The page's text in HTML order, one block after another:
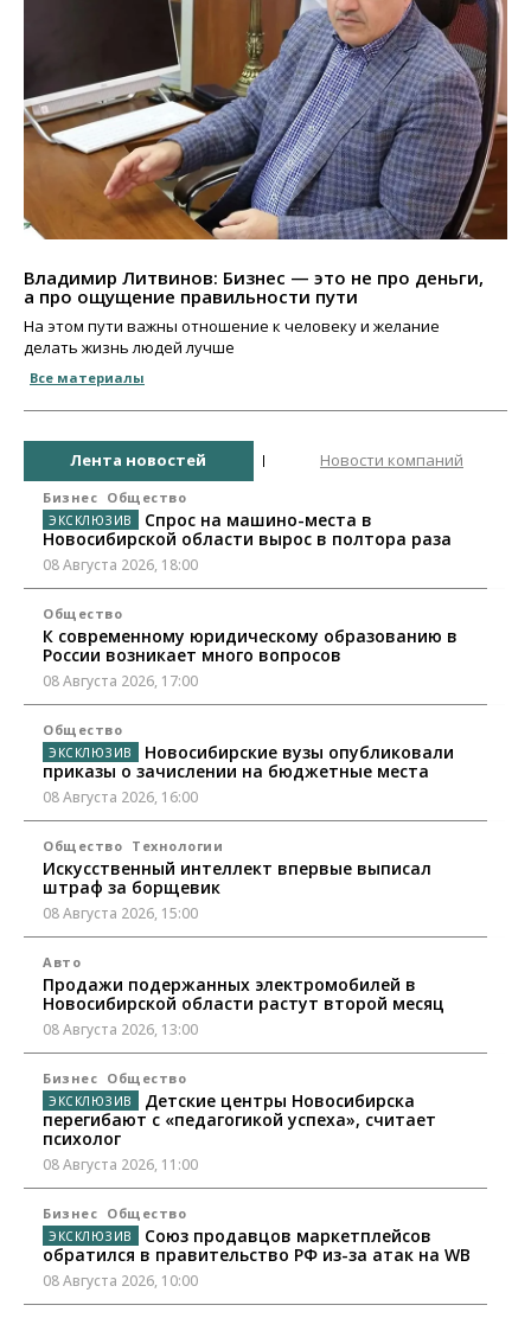
Владимир Литвинов: Бизнес — это не про деньги,
а про ощущение правильности пути
На этом пути важны отношение к человеку и желание
делать жизнь людей лучше
Все материалы
Лента новостей Новости компаний
Бизнес Общество
Спрос на машино-места в
Новосибирской области вырос в полтора раза
08 Августа 2026, 18:00
Общество
К современному юридическому образованию в
России возникает много вопросов
08 Августа 2026, 17:00
Общество
Новосибирские вузы опубликовали
приказы о зачислении на бюджетные места
08 Августа 2026, 16:00
Общество Технологии
Искусственный интеллект впервые выписал
штраф за борщевик
08 Августа 2026, 15:00
Авто
Продажи подержанных электромобилей в
Новосибирской области растут второй месяц
08 Августа 2026, 13:00
Бизнес Общество
Детские центры Новосибирска
перегибают с «педагогикой успеха», считает
психолог
08 Августа 2026, 11:00
Бизнес Общество
Союз продавцов маркетплейсов
обратился в правительство РФ из-за атак на WB
08 Августа 2026, 10:00